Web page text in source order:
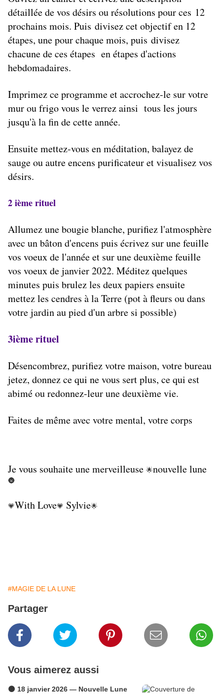
détaillée de vos désirs ou résolutions pour ces 12
prochains mois. Puis divisez cet objectif en 12
étapes, une pour chaque mois, puis divisez
chacune de ces étapes en étapes d'actions
hebdomadaires.
Imprimez ce programme et accrochez-le sur votre
mur ou frigo vous le verrez ainsi tous les jours
jusqu'à la fin de cette année.
Ensuite mettez-vous en méditation, balayez de
sauge ou autre encens purificateur et visualisez vos
désirs.
2 ième rituel
Allumez une bougie blanche, purifiez l'atmosphère
avec un bâton d'encens puis écrivez sur une feuille
vos voeux de l'année et sur une deuxième feuille
vos voeux de janvier 2022. Méditez quelques
minutes puis brulez les deux papiers ensuite
mettez les cendres à la Terre (pot à fleurs ou dans
votre jardin au pied d'un arbre si possible)
3ième rituel
Désencombrez, purifiez votre maison, votre bureau
jetez, donnez ce qui ne vous sert plus, ce qui est
abimé ou redonnez-leur une deuxième vie.
Faites de même avec votre mental, votre corps
Je vous souhaite une merveilleuse 🌟nouvelle lune
🌚
💗With Love💗 Sylvie🌟
#MAGIE DE LA LUNE
Partager
Vous aimerez aussi
🌑 18 janvier 2026 — Nouvelle Lune